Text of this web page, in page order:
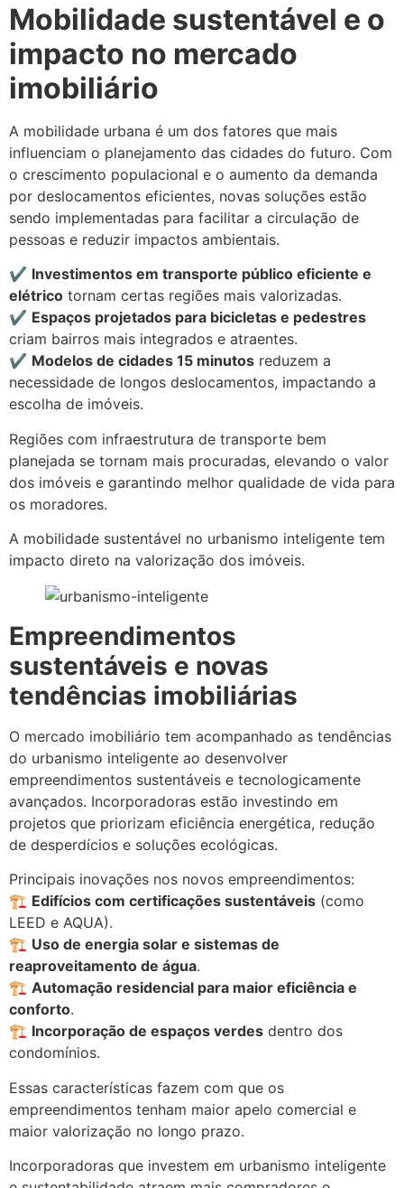
Mobilidade sustentável e o
impacto no mercado
imobiliário
A mobilidade urbana é um dos fatores que mais
influenciam o planejamento das cidades do futuro. Com
o crescimento populacional e o aumento da demanda
por deslocamentos eficientes, novas soluções estão
sendo implementadas para facilitar a circulação de
pessoas e reduzir impactos ambientais.
✔️ Investimentos em transporte público eficiente e
elétrico tornam certas regiões mais valorizadas.
✔️ Espaços projetados para bicicletas e pedestres
criam bairros mais integrados e atraentes.
✔️ Modelos de cidades 15 minutos reduzem a
necessidade de longos deslocamentos, impactando a
escolha de imóveis.
Regiões com infraestrutura de transporte bem
planejada se tornam mais procuradas, elevando o valor
dos imóveis e garantindo melhor qualidade de vida para
os moradores.
A mobilidade sustentável no urbanismo inteligente tem
impacto direto na valorização dos imóveis.
Empreendimentos
sustentáveis e novas
tendências imobiliárias
O mercado imobiliário tem acompanhado as tendências
do urbanismo inteligente ao desenvolver
empreendimentos sustentáveis e tecnologicamente
avançados. Incorporadoras estão investindo em
projetos que priorizam eficiência energética, redução
de desperdícios e soluções ecológicas.
Principais inovações nos novos empreendimentos:
🏗️ Edifícios com certificações sustentáveis (como
LEED e AQUA).
🏗️ Uso de energia solar e sistemas de
reaproveitamento de água.
🏗️ Automação residencial para maior eficiência e
conforto.
🏗️ Incorporação de espaços verdes dentro dos
condomínios.
Essas características fazem com que os
empreendimentos tenham maior apelo comercial e
maior valorização no longo prazo.
Incorporadoras que investem em urbanismo inteligente